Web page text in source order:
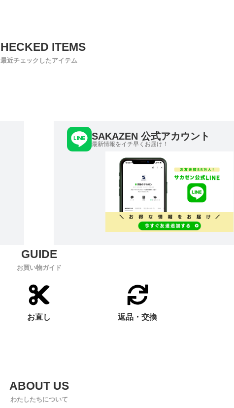
最近チェックしたアイテム
SAKAZEN 公式アカウント
最新情報をイチ早くお届け！
お買い物ガイド
お直し 返品・交換
わたしたちについて